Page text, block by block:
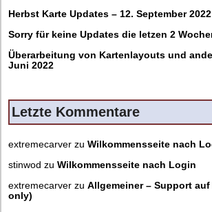
Herbst Karte Updates – 12. September 2022
Sorry für keine Updates die letzen 2
Überarbeitung von Kartenlayouts und
Juni 2022
Letzte Kommentare
extremecarver zu Wilkommensseite nach
stinwod zu Wilkommensseite nach Login
extremecarver zu Allgemeiner – Support
only)